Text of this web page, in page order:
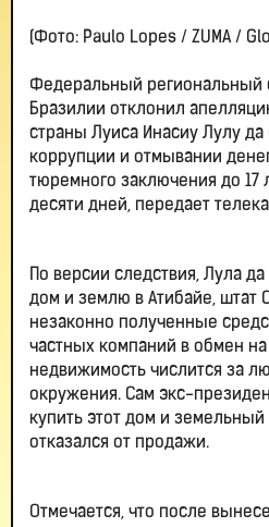
(Фото: Paulo Lopes / ZUMA /
Федеральный региональный
Бразилии отклонил
страны Луиса Инасиу Лулу
коррупции и отмывании
тюремного заключения до 17
десяти дней, передает
По версии следствия, Лула
дом и землю в Атибайе, штат
незаконно полученные
частных компаний в обмен
недвижимость числится за
окружения. Сам экс-
купить этот дом и земельный
отказался от продажи.
Отмечается, что после